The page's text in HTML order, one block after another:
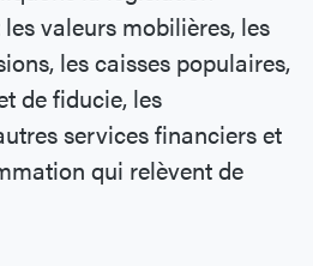
valeurs mobilières, les
les caisses populaires,
de fiducie, les
services financiers et
qui relèvent de